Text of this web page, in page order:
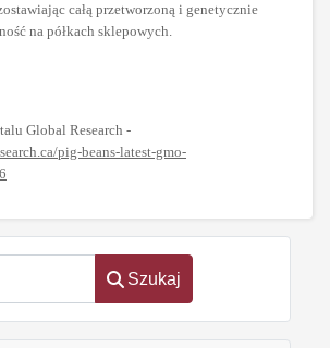
Szukaj
całą przetworzoną i genetycznie
na półkach sklepowych.
Global Research -
pig-beans-latest-gmo-